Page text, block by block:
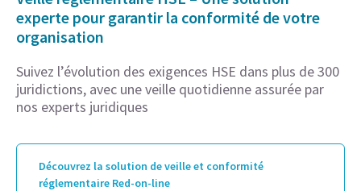
experte pour garantir la conformité de votre
organisation
Suivez l’évolution des exigences HSE dans plus de 300
juridictions, avec une veille quotidienne assurée par
nos experts juridiques
Découvrez la solution de veille et conformité
réglementaire Red-on-line